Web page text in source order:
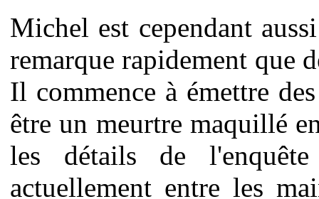
Michel est cependant
remarque rapidement que
Il commence à émettre
être un meurtre maquillé
les détails de
actuellement entre les